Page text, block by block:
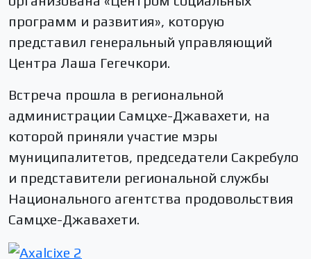
программ и развития», которую
представил генеральный управляющий
Центра Лаша Гегечкори.
Встреча прошла в региональной
администрации Самцхе-Джавахети, на
которой приняли участие мэры
муниципалитетов, председатели Сакребуло
и представители региональной службы
Национального агентства продовольствия
Самцхе-Джавахети.